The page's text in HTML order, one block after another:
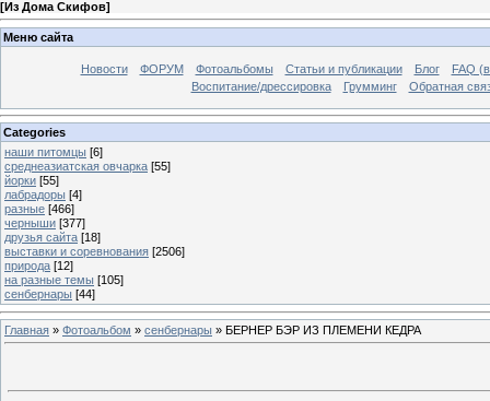
[Из Дома Скифов]
Меню сайта
Новости ФОРУМ Фотоальбомы Статьи и публикации Блог
FAQ
Воспитание/дрессировка
Грумминг Обратная
Categories
наши питомцы [6]
среднеазиатская овчарка [55]
йорки [55]
лабрадоры [4]
разные [466]
черныши [377]
друзья сайта [18]
выставки и соревнования [2506]
природа [12]
на разные темы [105]
сенбернары [44]
Главная » Фотоальбом » сенбернары » БЕРНЕР БЭР ИЗ ПЛЕМЕНИ КЕДРА